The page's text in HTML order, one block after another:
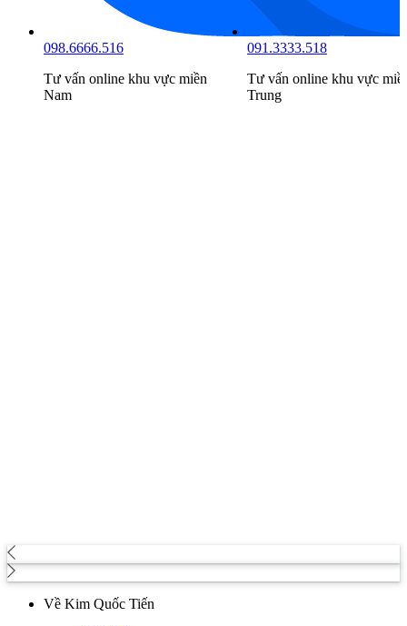
098.6666.516
Tư vấn online khu vực miền
Nam
091.3333.518
Tư vấn online khu vực
Trung
Về Kim Quốc Tiến